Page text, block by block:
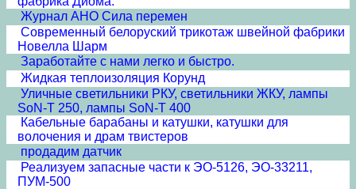
Журнал АНО Сила перемен
Современный белоруский трикотаж швейной фабрики
Новелла Шарм
Заработайте с нами легко и быстро.
Жидкая теплоизоляция Корунд
Уличные светильники РКУ, светильники ЖКУ, лампы
SoN-T 250, лампы SoN-T 400
Кабельные барабаны и катушки, катушки для
волочения и драм твистеров
продадим датчик
Реализуем запасные части к ЭО-5126, ЭО-33211,
ПУМ-500